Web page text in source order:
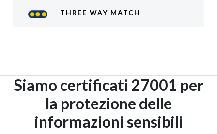
THREE WAY MATCH
Siamo certificati 27001 per
la protezione delle
informazioni sensibili